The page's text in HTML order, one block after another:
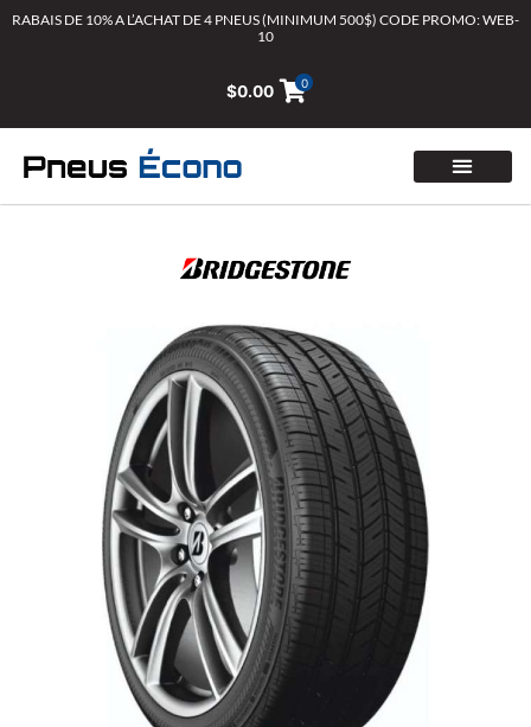
AllerRABAIS DE 10% A L’ACHAT DE 4 PNEUS (MINIMUM 500$) CODE PROMO: WEB-
10
$0.00 0